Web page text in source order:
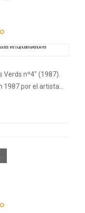
Verds nº4" (1987).
por el artista…